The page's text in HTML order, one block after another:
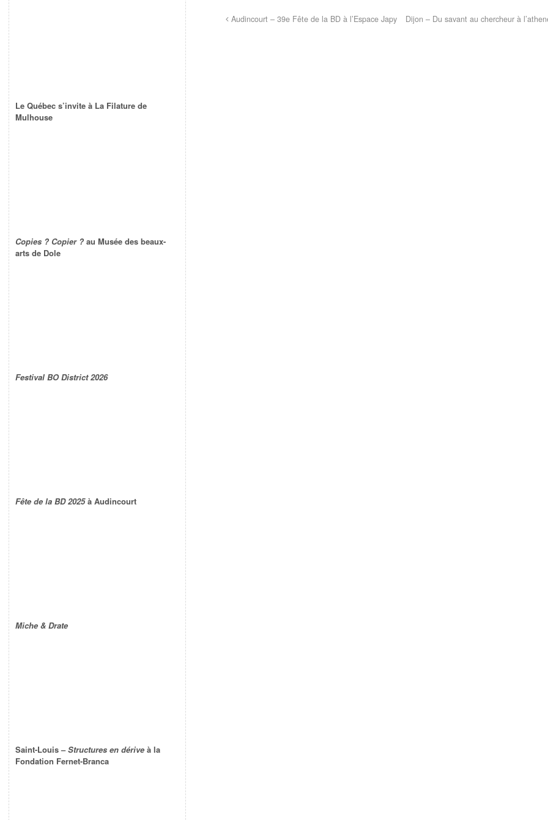
Audincourt – 39e Fête de la BD à l’Espace Japy Dijon – Du savant au chercheur à
Le Québec s’invite à La Filature de
Mulhouse
Copies ? Copier ? au Musée des beaux-
arts de Dole
Festival BO District 2026
Fête de la BD 2025à Audincourt
Miche & Drate
Saint-Louis –Structures en dérive à la
Fondation Fernet-Branca